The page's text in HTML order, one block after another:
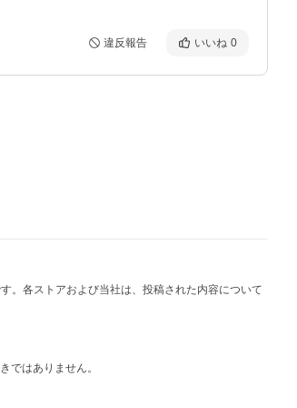
違反報告 いいね 0
。各ストアおよび当社は、投稿された内容について
ではありません。